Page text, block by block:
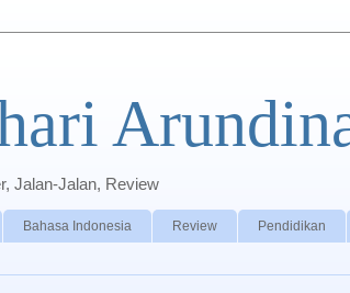
Jalan-Jalan, Review
Bahasa Indonesia Review Pendidikan